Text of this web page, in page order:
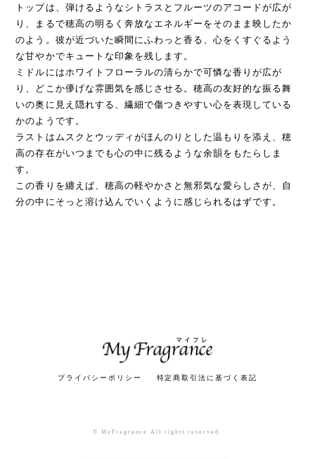
トップは、弾けるようなシトラスとフルーツのアコードが広が
り、まるで穂高の明るく奔放なエネルギーをそのまま映したか
のよう。彼が近づいた瞬間にふわっと香る、心をくすぐるよう
な甘やかでキュートな印象を残します。
ミドルにはホワイトフローラルの清らかで可憐な香りが広が
り、どこか儚げな雰囲気を感じさせる。穂高の友好的な振る舞
いの奥に見え隠れする、繊細で傷つきやすい心を表現している
かのようです。
ラストはムスクとウッディがほんのりとした温もりを添え、穂
高の存在がいつまでも心の中に残るような余韻をもたらしま
す。
この香りを纏えば、穂高の軽やかさと無邪気な愛らしさが、自
分の中にそっと溶け込んでいくように感じられるはずです。
プライバシーポリシー 特定商取引法に基づく表記
© MyFragrance All rights reserved.